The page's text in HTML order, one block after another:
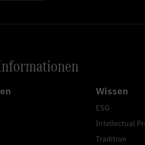
Wissen
ESG
Intellectual
Tradition